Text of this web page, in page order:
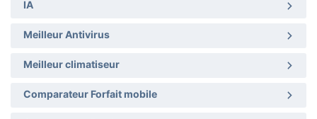
IA
Meilleur Antivirus
Meilleur climatiseur
Comparateur Forfait mobile